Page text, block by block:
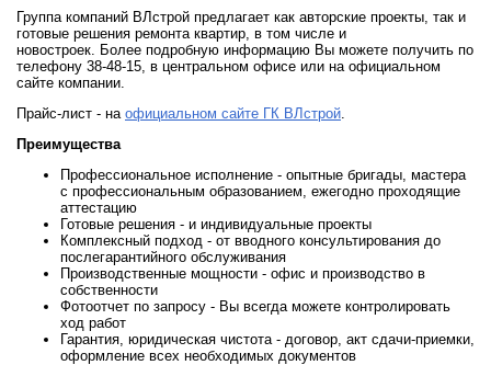
Группа компаний ВЛстрой предлагает как авторские проекты, так и
готовые решения ремонта квартир, в том числе и
новостроек. Более подробную информацию Вы можете получить по
телефону 38-48-15, в центральном офисе или на официальном
сайте компании.
Прайс-лист - на официальном сайте ГК ВЛстрой.
Преимущества
Профессиональное исполнение - опытные бригады, мастера
с профессиональным образованием, ежегодно проходящие
аттестацию
Готовые решения - и индивидуальные проекты
Комплексный подход - от вводного консультирования до
послегарантийного обслуживания
Производственные мощности - офис и производство в
собственности
Фотоотчет по запросу - Вы всегда можете контролировать
ход работ
Гарантия, юридическая чистота - договор, акт сдачи-приемки,
оформление всех необходимых документов